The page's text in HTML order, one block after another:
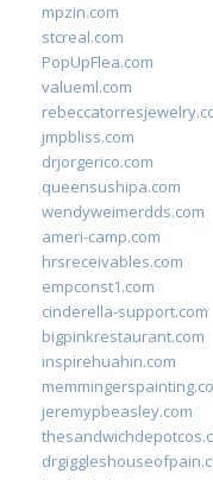
mpzin.com
stcreal.com
PopUpFlea.com
valueml.com
jmpbliss.com
drjorgerico.com
queensushipa.com
wendyweimerdds.com
ameri-camp.com
hrsreceivables.com
empconst1.com
cinderella-support.com
bigpinkrestaurant.com
inspirehuahin.com
jeremypbeasley.com